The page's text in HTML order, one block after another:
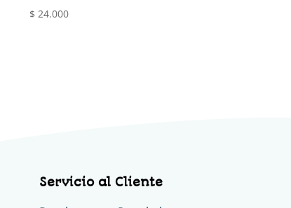
$ 24.000
Servicio al Cliente